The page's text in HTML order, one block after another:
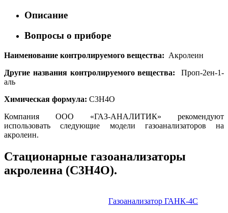
Описание
Вопросы о приборе
Наименование контролируемого вещества: Акролеин
Другие названия контролируемого вещества: Проп-2ен-1-
аль
Химическая формула: C3H4O
Компания ООО «ГАЗ-АНАЛИТИК» рекомендуют
использовать следующие модели газоанализаторов на
акролеин.
Стационарные газоанализаторы
акролеина (C3H4O).
Газоанализатор ГАНК-4С